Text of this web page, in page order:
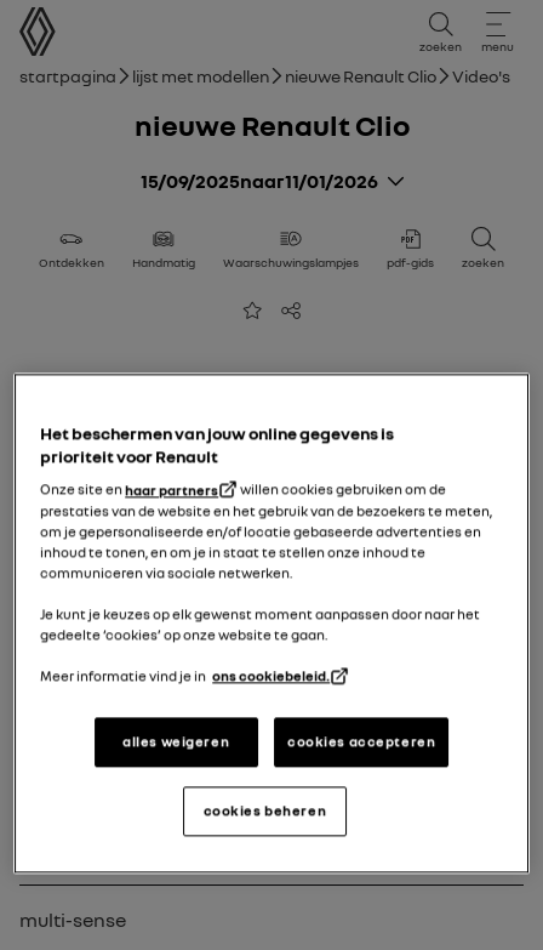
Gebruikershandleiding
zoeken menu
broodkruimelnavigatie
Startpagina Lijst met modellen nieuwe Renault Clio Video's
nieuwe Renault Clio
15/09/2025naar11/01/2026
Ontdekken Handmatig Waarschuwingslampjes pdf-gids zoeken
Toevoegen aan favorieten
Delen
renault handsfree card
stuurwiel en e-shifter versnellingshendel
openR instrumentenpaneel
multi-sense
Het beschermen van jouw online gegevens is
prioriteit voor Renault
Onze site enhaar partners
willen cookies gebruiken om de
prestaties van de website en het gebruik van de bezoekers te meten,
om je gepersonaliseerde en/of locatie gebaseerde advertenties en
inhoud te tonen, en om je in staat te stellen onze inhoud te
communiceren via sociale netwerken.
Je kunt je keuzes op elk gewenst moment aanpassen door naar het
gedeelte ‘cookies’ op onze website te gaan.
Meer informatie vind je in ons cookiebeleid.
alles weigeren cookies accepteren
cookies beheren